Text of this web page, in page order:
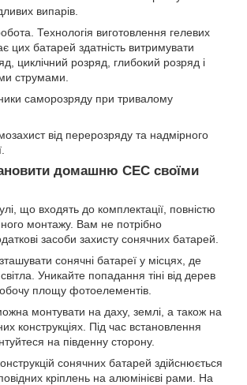
випарів.
Технологія виготовлення гелевих
цих батарей здатність витримувати
циклічний розряд, глибокий розряд і
струмами.
саморозряду при тривалому
від перерозряду та надмірного
домашню СЕС своїми
що входять до комплектації, повністю
монтажу. Вам не потрібно
засоби захисту сонячних батарей.
сонячні батареї у місцях, де
Уникайте попадання тіні від дерев
площу фотоелементів.
монтувати на даху, землі, а також на
конструкціях. Під час встановлення
на південну сторону.
сонячних батарей здійснюється
кріплень на алюмінієві рами. На